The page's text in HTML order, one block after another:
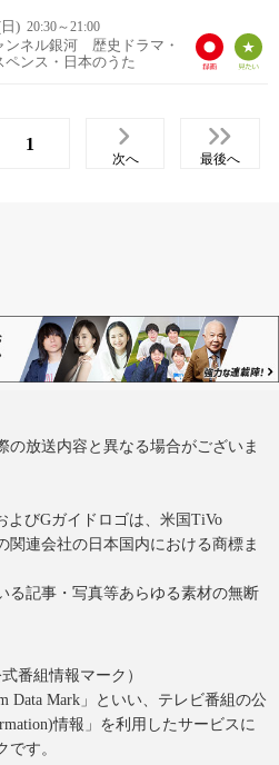
) 20:30～21:00
ンネル銀河 歴史ドラマ・
ペンス・日本のうた
1
次へ 最後へ
の放送内容と異なる場合がございま
よびGガイドロゴは、米国TiVo
関連会社の日本国内における商標ま
る記事・写真等あらゆる素材の無断
番組情報マーク）
Data Mark」といい、テレビ番組の公
情報」を利用したサービスに
す。